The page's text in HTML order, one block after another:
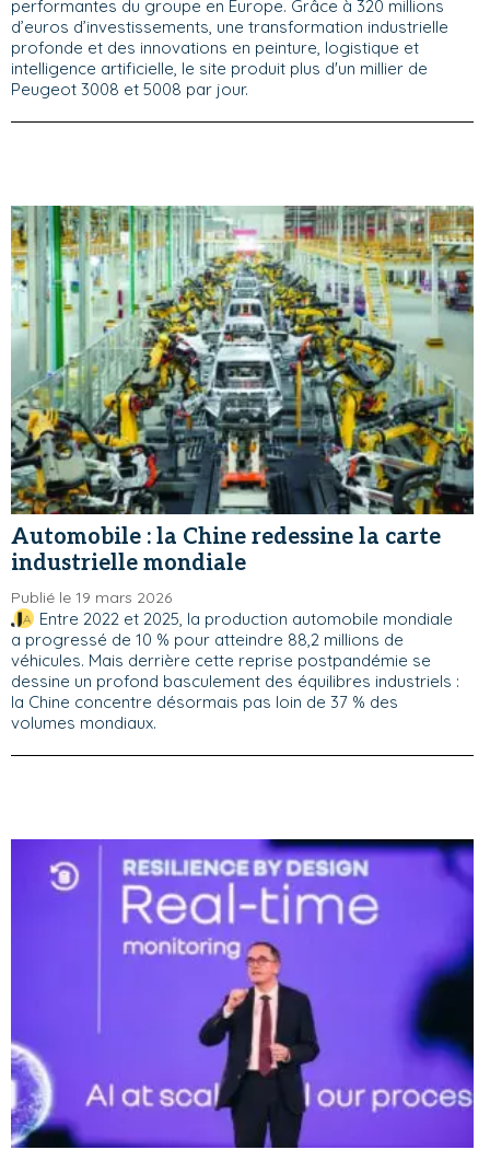
performantes du groupe en Europe. Grâce à 320 millions
d’euros d’investissements, une transformation industrielle
profonde et des innovations en peinture, logistique et
intelligence artificielle, le site produit plus d'un millier de
Peugeot 3008 et 5008 par jour.
Automobile : la Chine redessine la carte
industrielle mondiale
Publié le 19 mars 2026
Entre 2022 et 2025, la production automobile mondiale
a progressé de 10 % pour atteindre 88,2 millions de
véhicules. Mais derrière cette reprise postpandémie se
dessine un profond basculement des équilibres industriels :
la Chine concentre désormais pas loin de 37 % des
volumes mondiaux.